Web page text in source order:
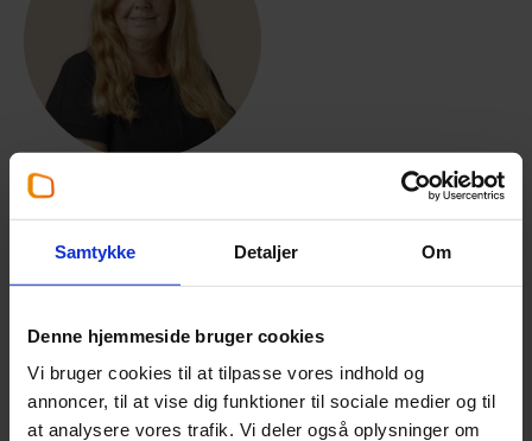
Samtykke Detaljer Om
Denne hjemmeside bruger cookies
Vi bruger cookies til at tilpasse vores indhold og
annoncer, til at vise dig funktioner til sociale medier og til
at analysere vores trafik. Vi deler også oplysninger om
Ulla Koed
Senior manager Registreret revisor
uko@beierholm.dk
Arbejder her: